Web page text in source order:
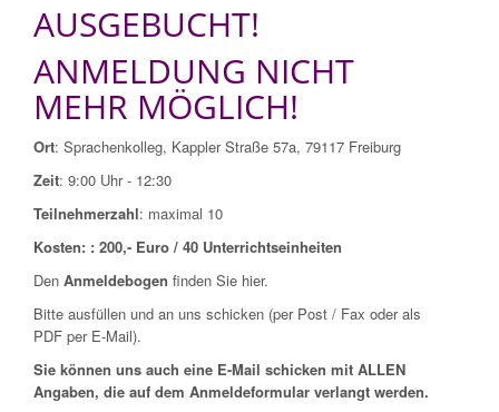
AUSGEBUCHT!
ANMELDUNG NICHT
MEHR MÖGLICH!
Ort: Sprachenkolleg, Kappler Straße 57a, 79117 Freiburg
Zeit: 9:00 Uhr - 12:30
Teilnehmerzahl: maximal 10
Kosten: : 200,- Euro / 40 Unterrichtseinheiten
Den Anmeldebogen finden Sie hier.
Bitte ausfüllen und an uns schicken (per Post / Fax oder als
PDF per E-Mail).
Sie können uns auch eine E-Mail schicken mit ALLEN
Angaben, die auf dem Anmeldeformular verlangt werden.